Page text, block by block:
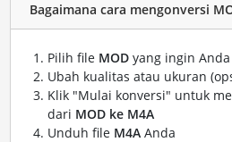
Bagaimana cara mengonversi
Pilih file MODyang ingin Anda
Ubah kualitas atau ukuran
Klik "Mulai konversi" untuk
dari MOD ke M4A
Unduh file M4AAnda